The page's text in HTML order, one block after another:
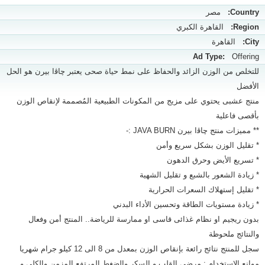
Country:
مصر
Region:
القاهرة الكبري
City:
القاهرة
Ad Type: Offering
للتخلص من الوزن الزائد والحفاظ على نمط حياة صحى يعتبر چاﭬا بيرن هو الحل
الأفضل
منتج عشبى يحتوي على مزيج من المكونات الطبيعية المُصممة لإنقاص الوزن
بأقصى فاعلية
** مميزات منتج چاﭬا بيرن JAVA BURN :-
* تقليل الوزن بشكل سريع وأمن
* تسريع الأيض وحرق الدهون
* زيادة الشعور بالشبع و تقليل الشهية
* تقليل إستهلاك السعرات الحرارية
* زيادة مستويات الطاقة وتحسين الأداء البدني
بدون ريجيم او نظام غذائى قاسى او ممارسة للرياضة.. المنتج أمن وفعال
والنتائج ملحوظة
سجل للمنتج نتائج رائعة بإنقاص الوزن بمعدل من 8 الى 12 كيلو جرام شهريا